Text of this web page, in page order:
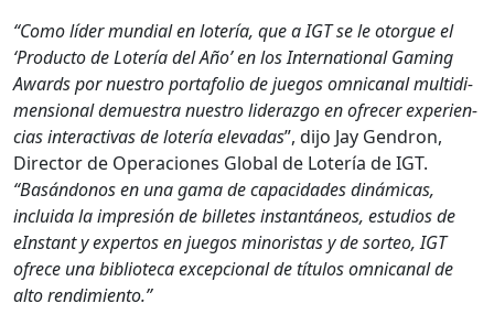
“Como líder mundi­al en lotería, que a IGT se le otorgue el
‘Pro­duc­to de Lotería del Año’ en los Inter­na­tion­al Gam­ing
Awards por nue­stro portafo­lio de jue­gos omni­canal mul­ti­di­
men­sion­al demues­tra nue­stro lid­er­az­go en ofre­cer expe­ri­en­
cias inter­ac­ti­vas de lotería ele­vadas”, dijo Jay Gen­dron,
Direc­tor de Opera­ciones Glob­al de Lotería de IGT.
“Basán­donos en una gama de capaci­dades dinámi­cas,
inclu­i­da la impre­sión de bil­letes instan­tá­neos, estu­dios de
eIn­stant y exper­tos en jue­gos minoris­tas y de sor­teo, IGT
ofrece una bib­liote­ca excep­cional de títu­los omni­canal de
alto rendimien­to.”